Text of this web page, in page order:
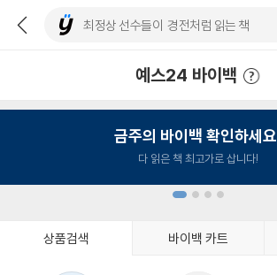
예스24 바이백
금주의 바이백 확인하세
다 읽은 책 최고가로 삽니다!
상품검색 바이백 카트